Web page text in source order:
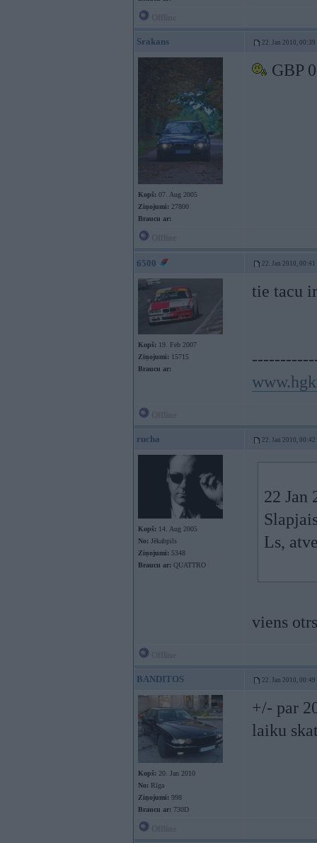
Srakans 22. Jan 2010, 00:39
Kopš: 07. Aug 2005
Ziņojumi: 27800
Braucu ar:
GBP
6500 22. Jan 2010, 00:41
Kopš: 19. Feb 2007
Ziņojumi: 15715
Braucu ar:
tie tacu
rucha 22. Jan 2010, 00:42
Kopš: 14. Aug 2005
No: Jēkabpils
Ziņojumi: 5348
Braucu ar: QUATTRO
22 Jan
Ls,
viens
BANDITOS 22. Jan 2010, 00:49
Kopš: 20. Jan 2010
No: Rīga
Ziņojumi: 998
Braucu ar: 730D
+/- par
laiku